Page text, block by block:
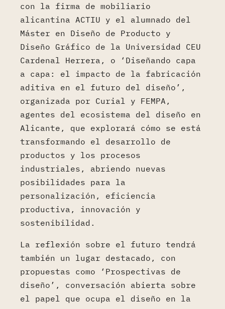
con la firma de mobiliario
alicantina ACTIU y el alumnado del
Máster en Diseño de Producto y
Diseño Gráfico de la Universidad CEU
Cardenal Herrera, o ‘Diseñando capa
a capa: el impacto de la fabricación
aditiva en el futuro del diseño’,
organizada por Curial y FEMPA,
agentes del ecosistema del diseño en
Alicante, que explorará cómo se está
transformando el desarrollo de
productos y los procesos
industriales, abriendo nuevas
posibilidades para la
personalización, eficiencia
productiva, innovación y
sostenibilidad.
La reflexión sobre el futuro tendrá
también un lugar destacado, con
propuestas como ‘Prospectivas de
diseño’, conversación abierta sobre
el papel que ocupa el diseño en la